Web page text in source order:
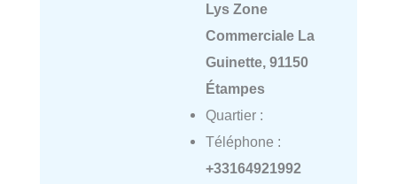
Lys Zone
Commerciale La
Guinette, 91150
Étampes
Quartier :
Téléphone :
+33164921992